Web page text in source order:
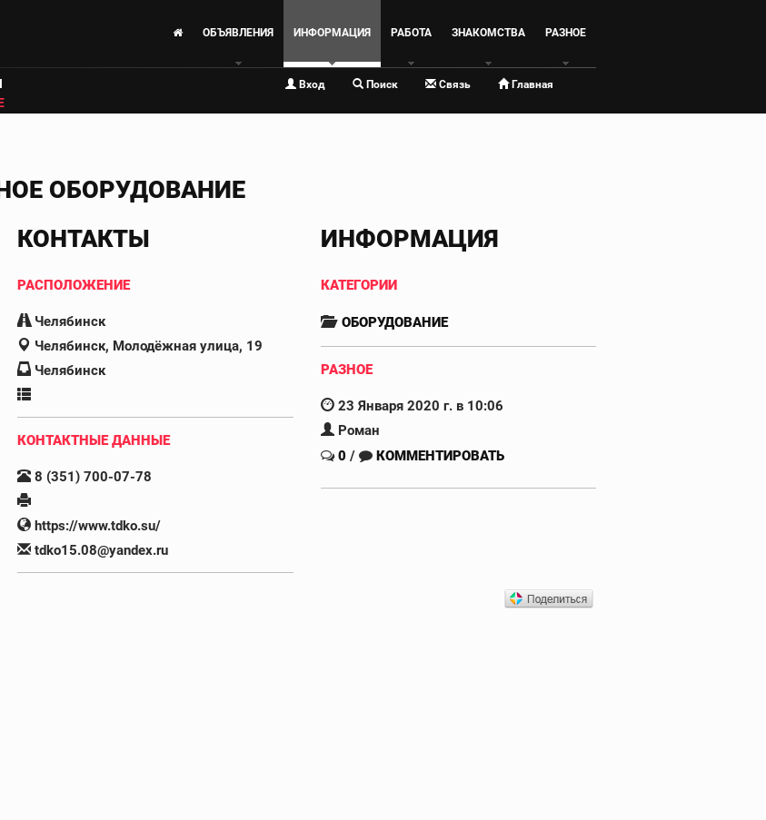
ОБЪЯВЛЕНИЯ ИНФОРМАЦИЯ РАБОТА ЗНАКОМСТВА РАЗНОЕ
Вход Поиск Связь Главная
ОБОРУДОВАНИЕ
КОНТАКТЫ
РАСПОЛОЖЕНИЕ
Челябинск
Челябинск, Молодёжная улица, 19
Челябинск
КОНТАКТНЫЕ ДАННЫЕ
8 (351) 700-07-78
https://www.tdko.su/
tdko15.08@yandex.ru
ИНФОРМАЦИЯ
КАТЕГОРИИ
ОБОРУДОВАНИЕ
РАЗНОЕ
23 Января 2020 г. в 10:06
Роман
0 / КОММЕНТИРОВАТЬ